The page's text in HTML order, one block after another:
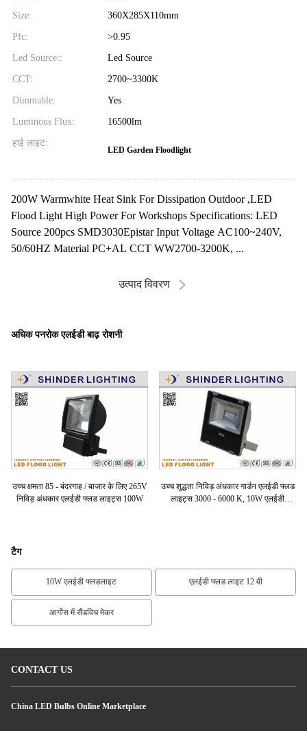
Size: 360X285X110mm
Pfc: >0.95
Led Source:: Led Source
CCT: 2700~3300K
Dimmable: Yes
Luminous Flux: 16500lm
हाई लाइट:
LED Garden Floodlight
200W Warmwhite Heat Sink For Dissipation Outdoor ,LED
Flood Light High Power For Workshops Specifications: LED
Source 200pcs SMD3030Epistar Input Voltage AC100~240V,
50/60HZ Material PC+AL CCT WW2700-3200K, ...
उत्पाद विवरण
अधिक पनरोक एलईडी बाढ़ रोशनी
उच्च क्षमता 85 - बंदरगाह / बाजार के लिए 265V
निविड़ अंधकार एलईडी फ्लड लाइट्स 100W
उच्च शुद्धता निविड़ अंधकार गार्डन एलईडी फ्लड
लाइट्स 3000 - 6000 K, 10W एलईडी
टैग
10W एलईडी फ्लडलाइट एलईडी फ्लड लाइट 12 वी
आर्गोस में सैंडविच मेकर
CONTACT US
China LED Bulbs Online Marketplace